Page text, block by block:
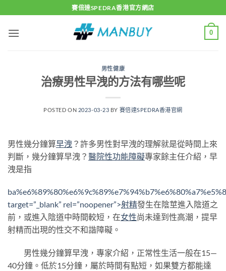
to
content
賽倍達SPEDRA香港官方網店
0
男性健康
治療男性早洩的方法有哪些呢
POSTED ON 2023-03-23 BY 賽倍達SPEDRA香港官網
男性幾分鐘算早洩 ？許多男性對早洩的理解就是從時間上來
判斷，幾分鐘算早洩？ 醫院性功能障礙專家餘主任介紹，早
洩是指
target=”_blank” rel=”noopener”>射精發生在陰莖進入陰道之
前，或進入陰道中時間較短，在女性尚未達到性高潮，提早
射精而出現的性交不和諧障礙。
男性幾分鐘算早洩，專家介紹，正常性生活一般在15—
40分鐘。低於15分鐘，屬於時間有點短，如果雙方都能達